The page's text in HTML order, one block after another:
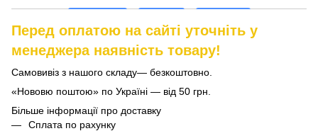
Перед оплатою на сайті уточніть у
менеджера наявність товару!
Самовивіз з нашого складу— безкоштовно.
«Нововю поштою» по Україні — від 50 грн.
Більше інформації про доставку
Сплата по рахунку